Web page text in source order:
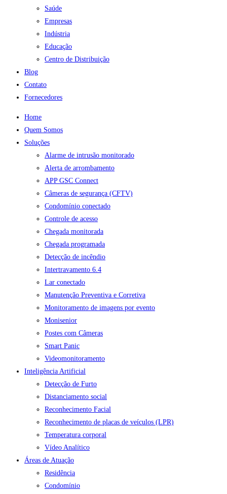
Saúde
Empresas
Indústria
Educação
Centro de Distribuição
Blog
Contato
Fornecedores
Home
Quem Somos
Soluções
Alarme de intrusão monitorado
Alerta de arrombamento
APP GSC Connect
Câmeras de segurança (CFTV)
Condomínio conectado
Controle de acesso
Chegada monitorada
Chegada programada
Detecção de incêndio
Intertravamento 6.4
Lar conectado
Manutenção Preventiva e Corretiva
Monitoramento de imagens por evento
Monisenior
Postes com Câmeras
Smart Panic
Videomonitoramento
Inteligência Artificial
Detecção de Furto
Distanciamento social
Reconhecimento Facial
Reconhecimento de placas de veículos (LPR)
Temperatura corporal
Vídeo Analítico
Áreas de Atuação
Residência
Condomínio